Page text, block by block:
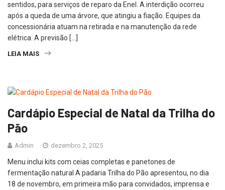
sentidos, para serviços de reparo da Enel. A interdição ocorreu
após a queda de uma árvore, que atingiu a fiação. Equipes da
concessionária atuam na retirada e na manutenção da rede
elétrica. A previsão […]
LEIA MAIS
Cardápio Especial de Natal da Trilha do
Pão
Admin dezembro 2, 2025
Menu inclui kits com ceias completas e panetones de
fermentação natural A padaria Trilha do Pão apresentou, no dia
18 de novembro, em primeira mão para convidados, imprensa e